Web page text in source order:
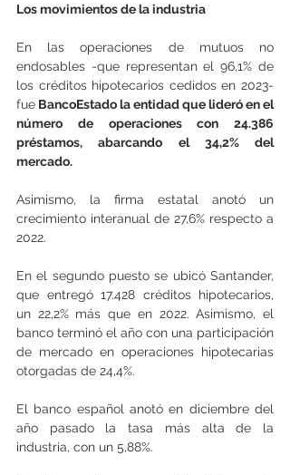
Los movimientos de la industria
En las operaciones de mutuos no
endosables -que representan el 96,1% de
los créditos hipotecarios cedidos en 2023-
fue BancoEstado la entidad que lideró en el
número de operaciones con 24.386
préstamos, abarcando el 34,2% del
mercado.
Asimismo, la firma estatal anotó un
crecimiento interanual de 27,6% respecto a
2022.
En el segundo puesto se ubicó Santander,
que entregó 17.428 créditos hipotecarios,
un 22,2% más que en 2022. Asimismo, el
banco terminó el año con una participación
de mercado en operaciones hipotecarias
otorgadas de 24,4%.
El banco español anotó en diciembre del
año pasado la tasa más alta de la
industria, con un 5,88%.